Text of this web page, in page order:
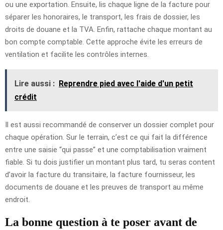
ou une exportation. Ensuite, lis chaque ligne de la facture pour
séparer les honoraires, le transport, les frais de dossier, les
droits de douane et la TVA. Enfin, rattache chaque montant au
bon compte comptable. Cette approche évite les erreurs de
ventilation et facilite les contrôles internes.
Lire aussi : Reprendre pied avec l'aide d'un petit
crédit
Il est aussi recommandé de conserver un dossier complet pour
chaque opération. Sur le terrain, c’est ce qui fait la différence
entre une saisie “qui passe” et une comptabilisation vraiment
fiable. Si tu dois justifier un montant plus tard, tu seras content
d’avoir la facture du transitaire, la facture fournisseur, les
documents de douane et les preuves de transport au même
endroit.
La bonne question à te poser avant de